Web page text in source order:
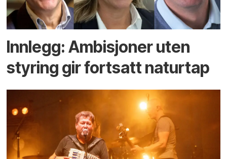
Innlegg: Ambisjoner uten
styring gir fortsatt naturtap